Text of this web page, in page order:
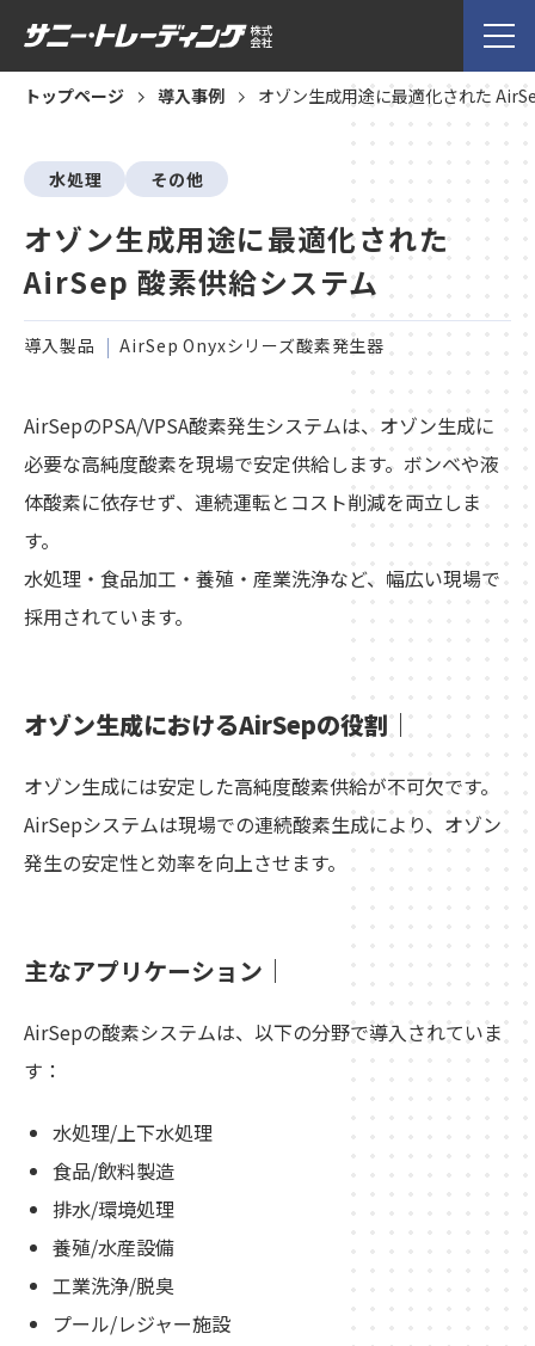
トップページ 導入事例 オゾン生成用途に最適化された
水処理 その他
オゾン生成用途に最適化された
AirSep 酸素供給システム
導入製品 AirSep Onyxシリーズ酸素発生器
AirSepのPSA/VPSA酸素発生システムは、オゾン生成に
必要な高純度酸素を現場で安定供給します。ボンベや液
体酸素に依存せず、連続運転とコスト削減を両立しま
す。
水処理・食品加工・養殖・産業洗浄など、幅広い現場で
採用されています。
オゾン生成におけるAirSepの役割 ｜
オゾン生成には安定した高純度酸素供給が不可欠です。
AirSepシステムは現場での連続酸素生成により、オゾン
発生の安定性と効率を向上させます。
主なアプリケーション｜
AirSepの酸素システムは、以下の分野で導入されていま
す：
水処理/上下水処理
食品/飲料製造
排水/環境処理
養殖/水産設備
工業洗浄/脱臭
プール/レジャー施設